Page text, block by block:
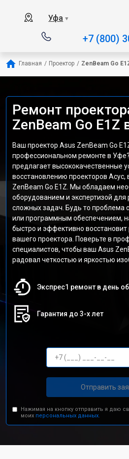
Уфа ▼
+7 (800)
Главная / Проектор / ZenBeam Go
Ремонт
ZenBeam Go E1Z
Ваш проектор Asus ZenBeam Go
профессиональном ремонте в
предлагает высококачественные
восстановлению проекторов
ZenBeam Go E1Z. Мы обладаем
оборудованием и экспертизой
сложных задач. Будь то проблема
или программным обеспечением,
быстро и эффективно восстановит
вашего проектора. Поверьте в
специалистов, чтобы ваш Asus
радовал четкостью и яркостью
Экспрес1 ремонт в день
Гарантия до 3-х лет
Отправить
Нажимая на кнопку отправить я даю
моих персональных данных.